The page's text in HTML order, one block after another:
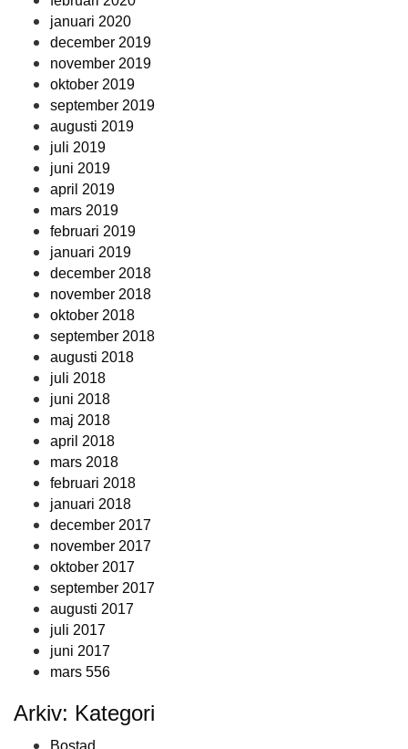
januari 2020
december 2019
november 2019
oktober 2019
september 2019
augusti 2019
juli 2019
juni 2019
april 2019
mars 2019
februari 2019
januari 2019
december 2018
november 2018
oktober 2018
september 2018
augusti 2018
juli 2018
juni 2018
maj 2018
april 2018
mars 2018
februari 2018
januari 2018
december 2017
november 2017
oktober 2017
september 2017
augusti 2017
juli 2017
juni 2017
mars 556
Arkiv: Kategori